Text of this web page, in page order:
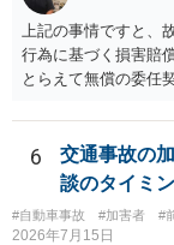
上記の事情ですと、
行為に基づく損害賠
とらえて無償の委任
償請求も成立しない
定される可能性が高
6
交通事故の
談のタイミ
#自動車事故 #加害者 #
2026年7月15日